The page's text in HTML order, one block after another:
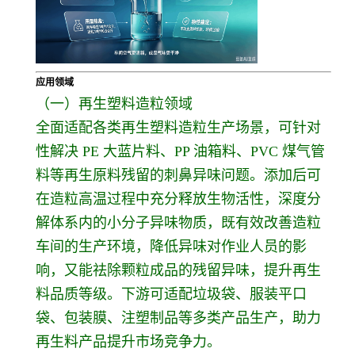
应用领域
（一）再生塑料造粒领域
全面适配各类再生塑料造粒生产场景，可针对
性解决 PE 大蓝片料、PP 油箱料、PVC 煤气管
料等再生原料残留的刺鼻异味问题。添加后可
在造粒高温过程中充分释放生物活性，深度分
解体系内的小分子异味物质，既有效改善造粒
车间的生产环境，降低异味对作业人员的影
响，又能祛除颗粒成品的残留异味，提升再生
料品质等级。下游可适配垃圾袋、服装平口
袋、包装膜、注塑制品等多类产品生产，助力
再生料产品提升市场竞争力。